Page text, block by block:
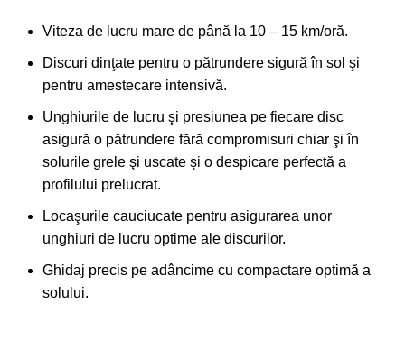
Viteza de lucru mare de până la 10 – 15 km/oră.
Discuri dinţate pentru o pătrundere sigură în sol şi
pentru amestecare intensivă.
Unghiurile de lucru şi presiunea pe fiecare disc
asigură o pătrundere fără compromisuri chiar şi în
solurile grele şi uscate şi o despicare perfectă a
profilului prelucrat.
Locaşurile cauciucate pentru asigurarea unor
unghiuri de lucru optime ale discurilor.
Ghidaj precis pe adâncime cu compactare optimă a
solului.